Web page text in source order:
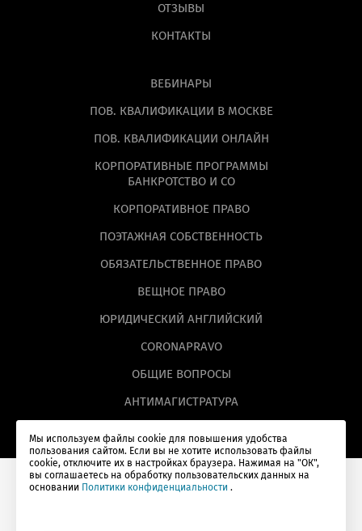
Мы используем файлы cookie для повышения удобства
пользования сайтом. Если вы не хотите использовать файлы
cookie, отключите их в настройках браузера. Нажимая на "ОК",
вы соглашаетесь на обработку пользовательских данных на
основании Политики конфиденциальности .
ОТЗЫВЫ
КОНТАКТЫ
ВЕБИНАРЫ
ПОВ. КВАЛИФИКАЦИИ В МОСКВЕ
ПОВ. КВАЛИФИКАЦИИ ОНЛАЙН
КОРПОРАТИВНЫЕ ПРОГРАММЫ
БАНКРОТСТВО И СО
КОРПОРАТИВНОЕ ПРАВО
ПОЭТАЖНАЯ СОБСТВЕННОСТЬ
ОБЯЗАТЕЛЬСТВЕННОЕ ПРАВО
ВЕЩНОЕ ПРАВО
ЮРИДИЧЕСКИЙ АНГЛИЙСКИЙ
CORONAPRAVO
ОБЩИЕ ВОПРОСЫ
АНТИМАГИСТРАТУРА
© Lextorium, 2026